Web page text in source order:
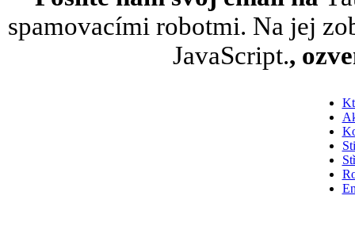
spamovacími robotmi. Na jej
JavaScript.,